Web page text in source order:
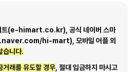
트(e-himart.co.kr), 공식 네이버 스마
hi-mart), 모바일 어플 외
습니다.
거래를 유도할 경우 , 절대 입금하지 마시고